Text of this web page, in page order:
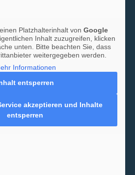
Platzhalterinhalt von Google
Inhalt zuzugreifen, klicken
unten. Bitte beachten Sie, dass
weitergegeben werden.
Informationen
entsperren
akzeptieren und Inhalte
entsperren